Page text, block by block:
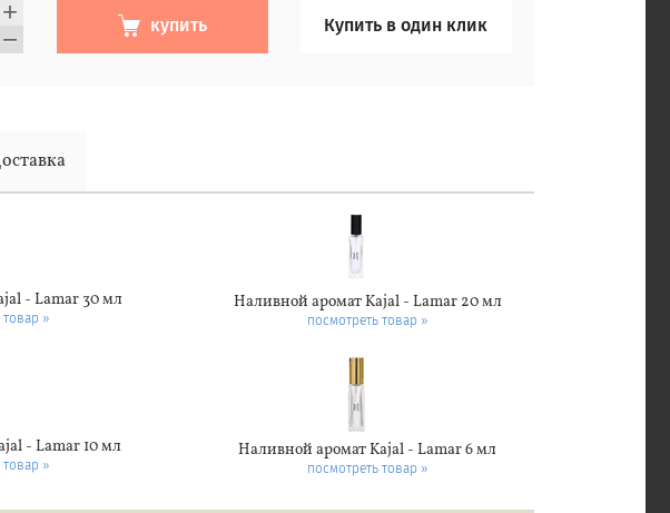
−
+ купить Купить в один клик
- Lamar 30 мл
товар »
Наливной аромат Kajal - Lamar 20 мл
посмотреть товар »
- Lamar 10 мл
товар »
Наливной аромат Kajal - Lamar 6 мл
посмотреть товар »